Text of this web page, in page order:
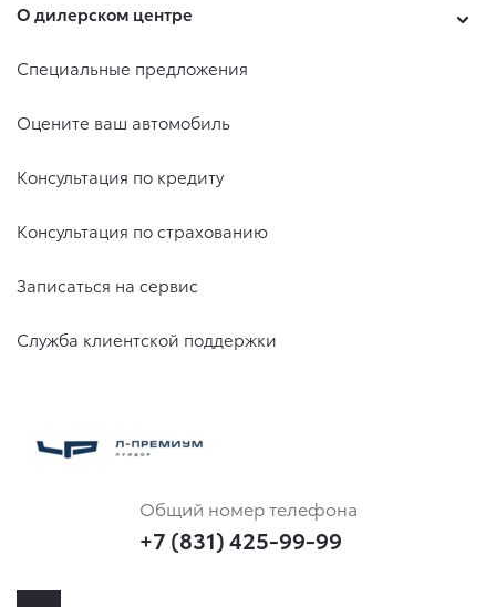
О дилерском центре
Специальные предложения
Оцените ваш автомобиль
Консультация по кредиту
Консультация по страхованию
Записаться на сервис
Служба клиентской поддержки
Общий номер телефона
+7 (831) 425-99-99